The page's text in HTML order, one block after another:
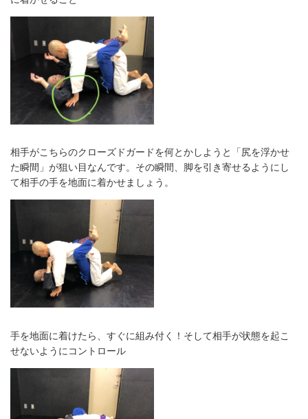
相手がこちらのクローズドガードを何とかしようと「尻を浮かせ
た瞬間」が狙い目なんです。その瞬間、脚を引き寄せるようにし
て相手の手を地面に着かせましょう。
手を地面に着けたら、すぐに組み付く！そして相手が状態を起こ
せないようにコントロール